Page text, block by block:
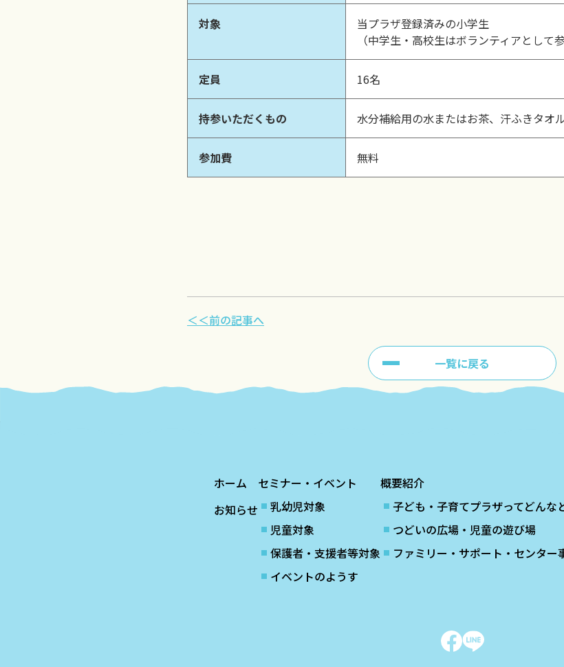
対象
当プラザ登録済みの小学生
（中学生・高校生はボランティアとして
定員 16名
持参いただくもの 水分補給用の水またはお茶、汗ふきタオ
参加費 無料
＜＜前の記事へ
一覧に戻る
ホーム
お知らせ
セミナー・イベント
乳幼児対象
児童対象
保護者・支援者等対象
イベントのようす
概要紹介
子ども・子育てプラザってどんな
つどいの広場・児童の遊び場
ファミリー・サポート・センター